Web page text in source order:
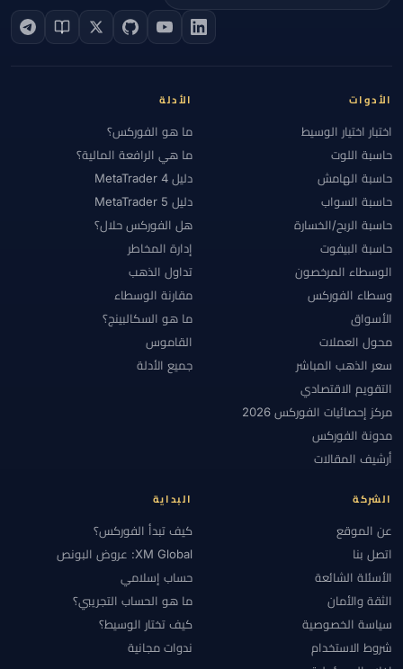
الأدوات
اختبار اختيار الوسيط
حاسبة اللوت
حاسبة الهامش
حاسبة السواب
حاسبة الربح/الخسارة
حاسبة البيفوت
الوسطاء المرخصون
وسطاء الفوركس
الأسواق
محول العملات
سعر الذهب المباشر
التقويم الاقتصادي
مركز إحصائيات الفوركس 2026
مدونة الفوركس
أرشيف المقالات
الأدلة
ما هو الفوركس؟
ما هي الرافعة المالية؟
دليل MetaTrader 4
دليل MetaTrader 5
هل الفوركس حلال؟
إدارة المخاطر
تداول الذهب
مقارنة الوسطاء
ما هو السكالبينج؟
القاموس
جميع الأدلة
الشركة
عن الموقع
اتصل بنا
الأسئلة الشائعة
الثقة والأمان
سياسة الخصوصية
شروط الاستخدام
البداية
كيف تبدأ الفوركس؟
XM Global: عروض البونص
حساب إسلامي
ما هو الحساب التجريبي؟
كيف تختار الوسيط؟
ندوات مجانية